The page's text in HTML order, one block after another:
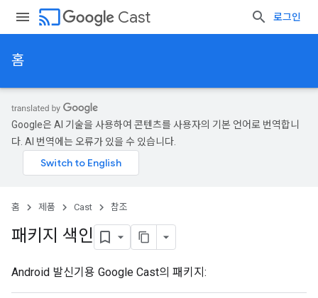
cast Cast 로그인
홈
Google은 AI 기술을 사용하여 콘텐츠를 사용자의 기본 언어로 번역합니
다. AI 번역에는 오류가 있을 수 있습니다.
홈 제품 Cast 참조
패키지 색인
Android 발신기용 Google Cast의 패키지: